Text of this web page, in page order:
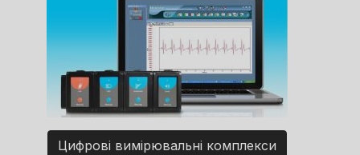
Цифрові вимірювальні комплекси